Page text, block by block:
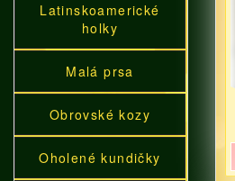
Latinskoamerické
holky
Malá prsa
Obrovské kozy
Oholené kundičky